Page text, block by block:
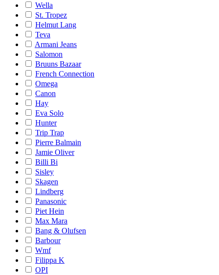
Wella
St. Tropez
Helmut Lang
Teva
Armani Jeans
Salomon
Bruuns Bazaar
French Connection
Omega
Canon
Hay
Eva Solo
Hunter
Trip Trap
Pierre Balmain
Jamie Oliver
Billi Bi
Sisley
Skagen
Lindberg
Panasonic
Piet Hein
Max Mara
Bang & Olufsen
Barbour
Wmf
Filippa K
OPI